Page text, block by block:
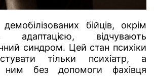
бійців, окрім
відчувають
синдром. Цей стан психіки
тільки психіатр, а
ним без допомоги фахівця